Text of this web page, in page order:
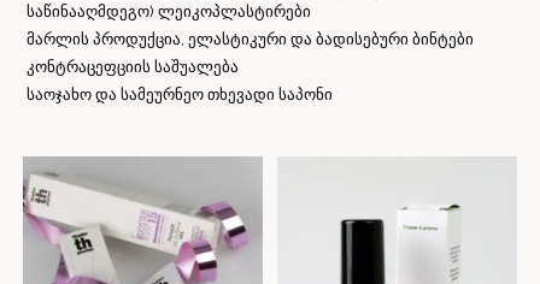
საწინააღმდეგო) ლეიკოპლასტირები
მარლის პროდუქცია, ელასტიკური და ბადისებური ბინტები
კონტრაცეფციის საშუალება
საოჯახო და სამეურნეო თხევადი საპონი